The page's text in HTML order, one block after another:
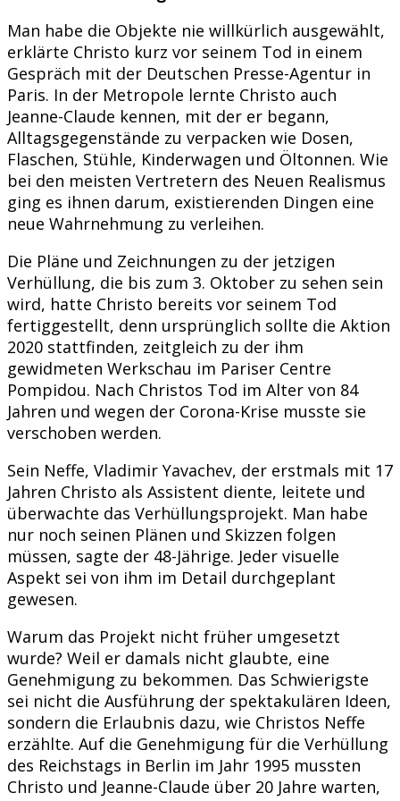
Man habe die Objekte nie willkürlich ausgewählt,
erklärte Christo kurz vor seinem Tod in einem
Gespräch mit der Deutschen Presse-Agentur in
Paris. In der Metropole lernte Christo auch
Jeanne-Claude kennen, mit der er begann,
Alltagsgegenstände zu verpacken wie Dosen,
Flaschen, Stühle, Kinderwagen und Öltonnen. Wie
bei den meisten Vertretern des Neuen Realismus
ging es ihnen darum, existierenden Dingen eine
neue Wahrnehmung zu verleihen.
Die Pläne und Zeichnungen zu der jetzigen
Verhüllung, die bis zum 3. Oktober zu sehen sein
wird, hatte Christo bereits vor seinem Tod
fertiggestellt, denn ursprünglich sollte die Aktion
2020 stattfinden, zeitgleich zu der ihm
gewidmeten Werkschau im Pariser Centre
Pompidou. Nach Christos Tod im Alter von 84
Jahren und wegen der Corona-Krise musste sie
verschoben werden.
Sein Neffe, Vladimir Yavachev, der erstmals mit 17
Jahren Christo als Assistent diente, leitete und
überwachte das Verhüllungsprojekt. Man habe
nur noch seinen Plänen und Skizzen folgen
müssen, sagte der 48-Jährige. Jeder visuelle
Aspekt sei von ihm im Detail durchgeplant
gewesen.
Warum das Projekt nicht früher umgesetzt
wurde? Weil er damals nicht glaubte, eine
Genehmigung zu bekommen. Das Schwierigste
sei nicht die Ausführung der spektakulären Ideen,
sondern die Erlaubnis dazu, wie Christos Neffe
erzählte. Auf die Genehmigung für die Verhüllung
des Reichstags in Berlin im Jahr 1995 mussten
Christo und Jeanne-Claude über 20 Jahre warten,